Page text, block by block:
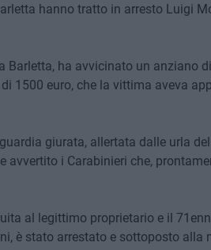
hanno tratto in arresto Luigi
ha avvicinato un anziano
1500 euro, che la vittima aveva
giurata, allertata dalle urla del
i Carabinieri che,
al legittimo proprietario e il
è stato arrestato e sottoposto alla